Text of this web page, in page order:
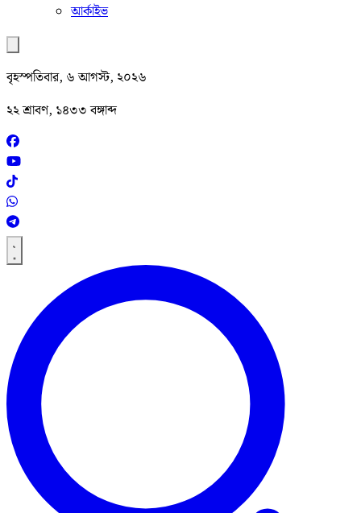
আর্কাইভ
বৃহস্পতিবার, ৬ আগস্ট, ২০২৬
২২ শ্রাবণ, ১৪৩৩ বঙ্গাব্দ